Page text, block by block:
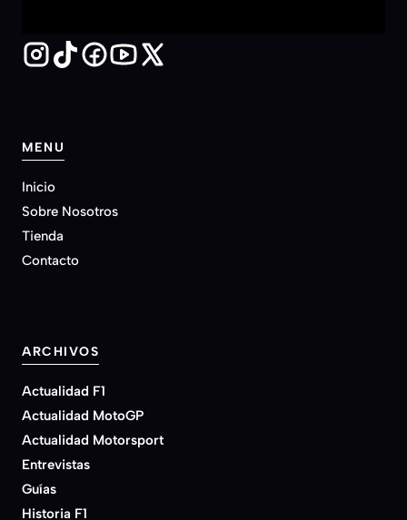
MENU
Inicio
Sobre Nosotros
Tienda
Contacto
ARCHIVOS
Actualidad F1
Actualidad MotoGP
Actualidad Motorsport
Entrevistas
Guías
Historia F1